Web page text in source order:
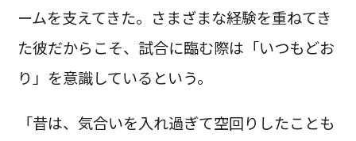
ームを支えてきた。さまざまな経験を重ねてき
た彼だからこそ、試合に臨む際は「いつもどお
り」を意識しているという。
「昔は、気合いを入れ過ぎて空回りしたことも